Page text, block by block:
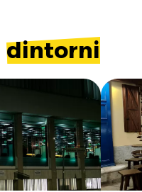
dintorni